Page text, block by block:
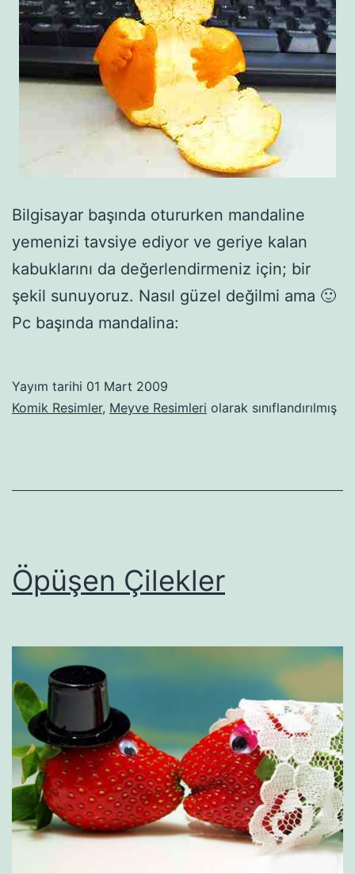
Bilgisayar başında otururken mandaline
yemenizi tavsiye ediyor ve geriye kalan
kabuklarını da değerlendirmeniz için; bir
şekil sunuyoruz. Nasıl güzel değilmi ama 🙂
Pc başında mandalina:
Yayım tarihi 01 Mart 2009
Komik Resimler, Meyve Resimleri olarak sınıflandırılmış
Öpüşen Çilekler